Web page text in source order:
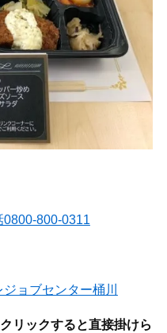
0800-800-0311
ョブセンター桶川
リックすると直接掛けら